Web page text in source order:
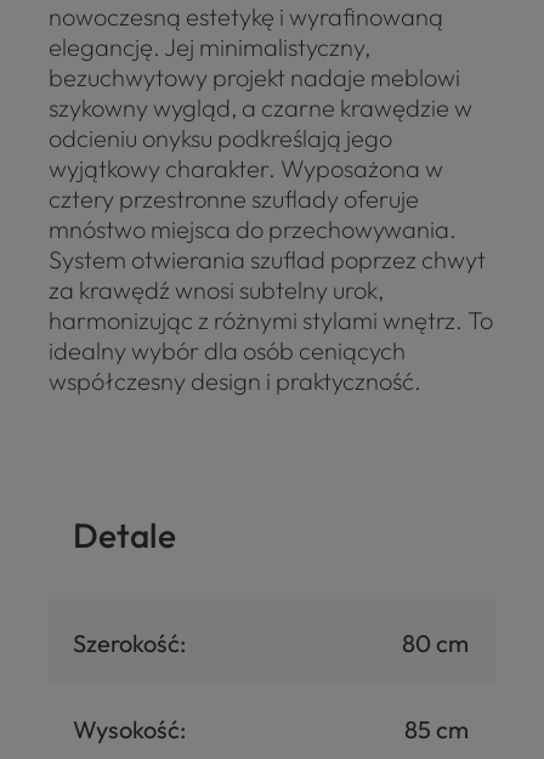
nowoczesną estetykę i wyrafinowaną
elegancję. Jej minimalistyczny,
bezuchwytowy projekt nadaje meblowi
szykowny wygląd, a czarne krawędzie w
odcieniu onyksu podkreślają jego
wyjątkowy charakter. Wyposażona w
cztery przestronne szuflady oferuje
mnóstwo miejsca do przechowywania.
System otwierania szuflad poprzez chwyt
za krawędź wnosi subtelny urok,
harmonizując z różnymi stylami wnętrz. To
idealny wybór dla osób ceniących
współczesny design i praktyczność.
Detale
Szerokość: 80 cm
Wysokość: 85 cm